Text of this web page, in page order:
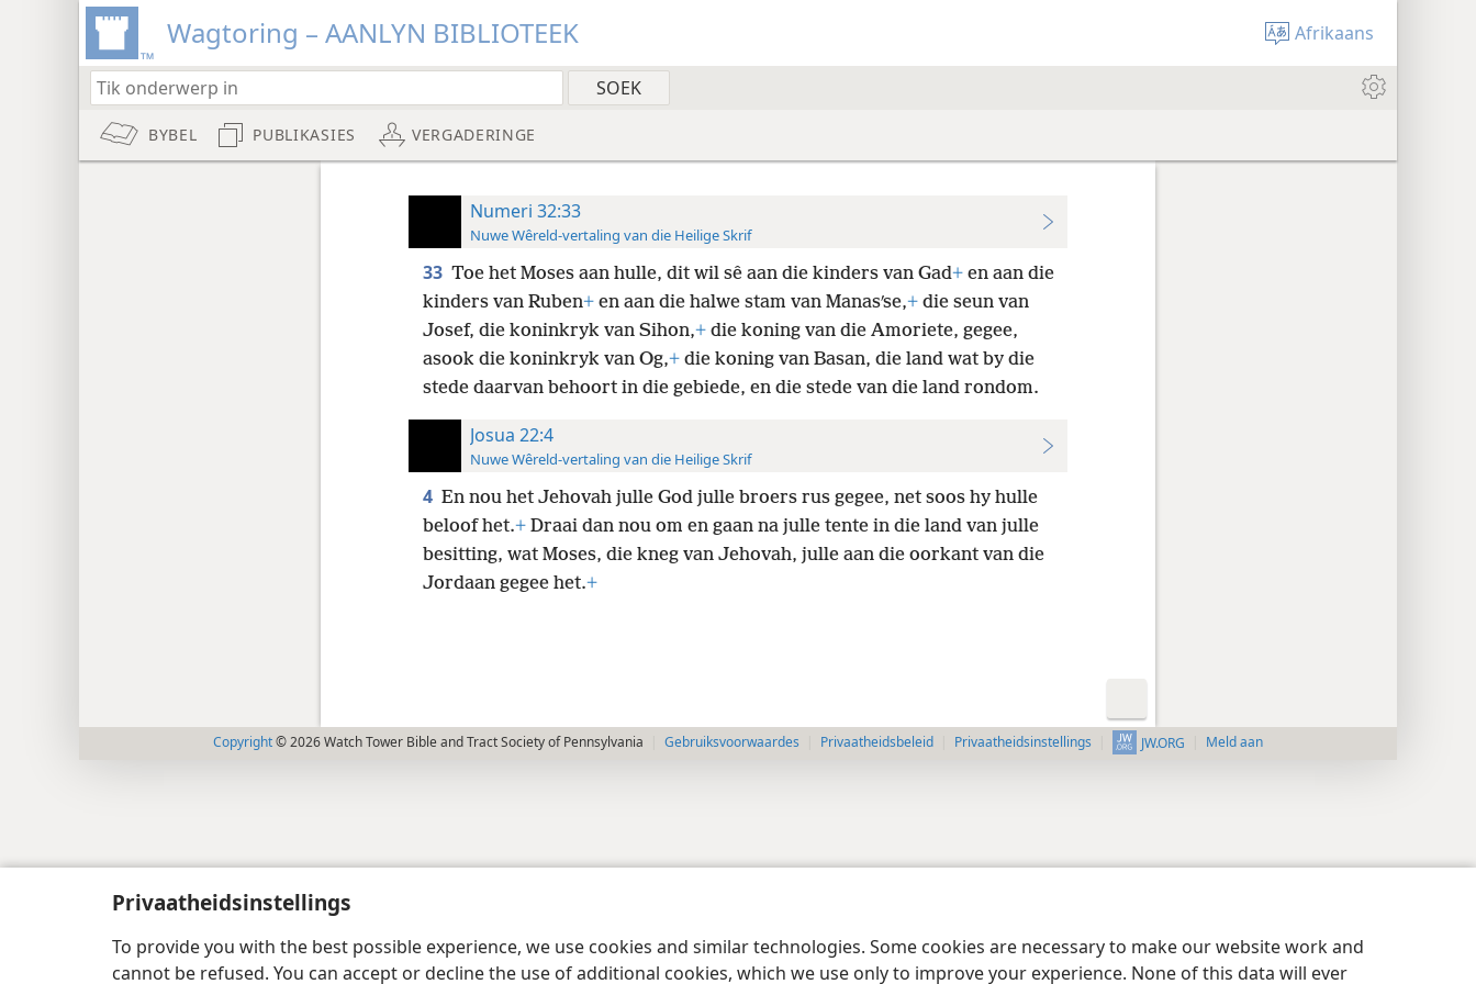
Privaatheidsinstellings
To provide you with the best possible experience, we use cookies and similar technologies. Some cookies are necessary to make our website work and
cannot be refused. You can accept or decline the use of additional cookies, which we use only to improve your experience. None of this data will ever
Wagtoring – AANLYN BIBLIOTEEK Afrikaans
BYBEL PUBLIKASIES VERGADERINGE
Numeri 32:33
Nuwe Wêreld-vertaling van die Heilige Skrif
33 Toe het Moses aan hulle, dit wil sê aan die kinders van Gad+en aan die
kinders van Ruben+en aan die halwe stam van Manasʹse,+die seun van
Josef, die koninkryk van Sihon,+die koning van die Amoriete, gegee,
asook die koninkryk van Og,+die koning van Basan, die land wat by die
stede daarvan behoort in die gebiede, en die stede van die land rondom.
Josua 22:4
Nuwe Wêreld-vertaling van die Heilige Skrif
4 En nou het Jehovah julle God julle broers rus gegee, net soos hy hulle
beloof het.+Draai dan nou om en gaan na julle tente in die land van julle
besitting, wat Moses, die kneg van Jehovah, julle aan die oorkant van die
Jordaan gegee het.+
Copyright© 2026 Watch Tower Bible and Tract Society of Pennsylvania Gebruiksvoorwaardes Privaatheidsbeleid Privaatheidsinstellings JW.ORG Meld aan